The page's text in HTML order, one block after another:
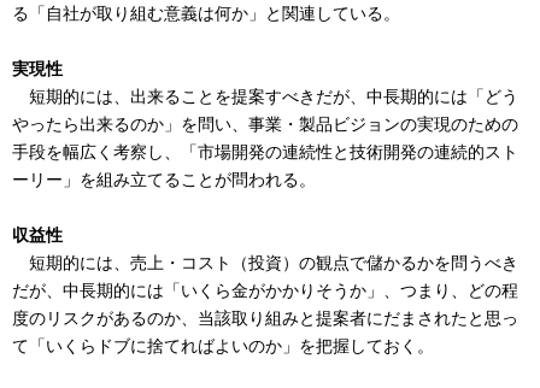
る「自社が取り組む意義は何か」と関連している。
実現性
短期的には、出来ることを提案すべきだが、中長期的には「どう
やったら出来るのか」を問い、事業・製品ビジョンの実現のための
手段を幅広く考察し、「市場開発の連続性と技術開発の連続的スト
ーリー」を組み立てることが問われる。
収益性
短期的には、売上・コスト（投資）の観点で儲かるかを問うべき
だが、中長期的には「いくら金がかかりそうか」、つまり、どの程
度のリスクがあるのか、当該取り組みと提案者にだまされたと思っ
て「いくらドブに捨てればよいのか」を把握しておく。